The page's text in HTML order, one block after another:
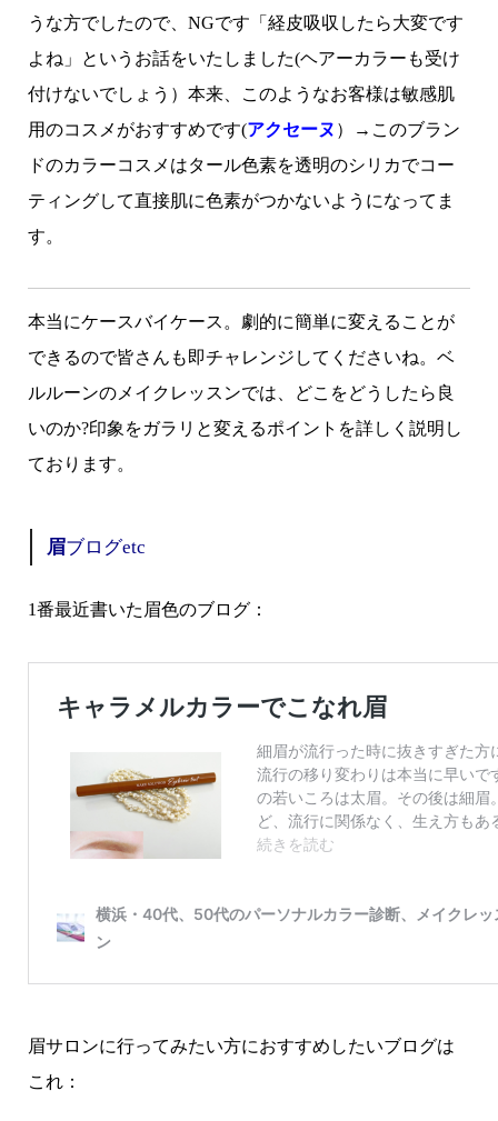
うな方でしたので、NGです「経皮吸収したら大変です
よね」というお話をいたしました(ヘアーカラーも受け
付けないでしょう）本来、このようなお客様は敏感肌
用のコスメがおすすめです(アクセーヌ ）→このブラン
ドのカラーコスメはタール色素を透明のシリカでコー
ティングして直接肌に色素がつかないようになってま
す。
本当にケースバイケース。劇的に簡単に変えることが
できるので皆さんも即チャレンジしてくださいね。ベ
ルルーンのメイクレッスンでは、どこをどうしたら良
いのか?印象をガラリと変えるポイントを詳しく説明し
ております。
眉ブログetc
1番最近書いた眉色のブログ：
眉サロンに行ってみたい方におすすめしたいブログは
これ：